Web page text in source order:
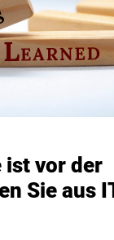
ist vor der
Sie aus